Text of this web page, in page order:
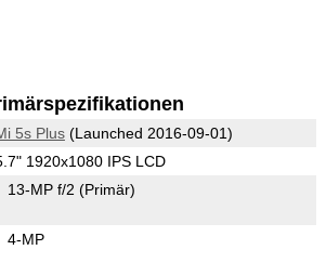
5s Plus(Launched 2016-09-01)
1920x1080 IPS LCD
13-MP f/2 (Primär)
4-MP